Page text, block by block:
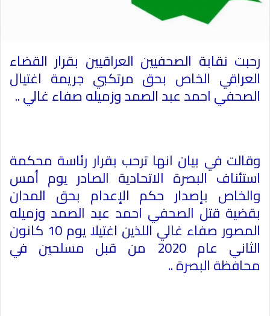
رحبت نقابة الصحفيين العراقيين بقرار القضاء
العراقي الخاص بحق مرتكبي جريمة اغتيال
الصحفي احمد عبد الصمد وزميله صفاء غالي..
وقالت في بيان انها ترحب بقرار رئاسة محكمة
استئناف البصرة الاتحادية الصادر يوم أمس
والخاص بإصدار حكم الإعدام بحق المدان
بقضية قتل الصحفي احمد عبد الصمد وزميله
المصور صفاء غالي اللذين اغتيلا يوم 10 كانون
الثاني عام 2020 من قبل مسلحين في
محافظة البصرة..